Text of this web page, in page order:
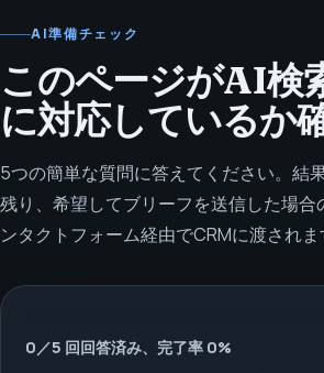
AI準備チェック
このページがAI検
に対応しているか
5つの簡単な質問に答えてください。結
残り、希望してブリーフを送信した場合
ンタクトフォーム経由でCRMに渡されま
0／5 回回答済み、完了率 0%